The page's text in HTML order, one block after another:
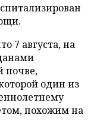
7 августа, на
почве,
один из
похожим на